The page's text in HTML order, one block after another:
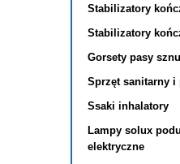
Stabilizatory
Stabilizatory
Gorsety pasy
Sprzęt sanitarny
Ssaki inhalatory
Lampy solux
elektryczne